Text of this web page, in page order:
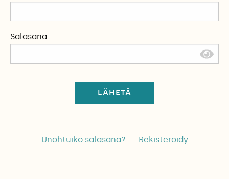
Salasana
LÄHETÄ
Unohtuiko salasana? Rekisteröidy